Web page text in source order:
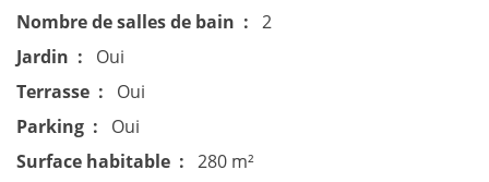
Nombre de salles de bain
2
Jardin
Oui
Terrasse
Oui
Parking
Oui
Surface habitable
280 m²